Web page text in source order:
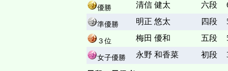
優勝 清信 健太 六段
準優勝 明正 悠太 四段
３位 梅田 優和 五段
女子優勝 永野 和香菜 初段